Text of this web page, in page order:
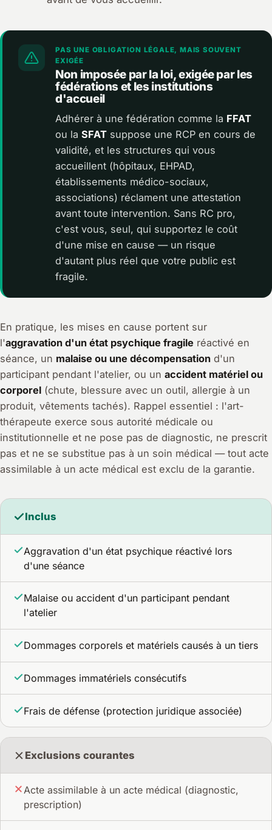
PAS UNE OBLIGATION LÉGALE, MAIS SOUVENT
EXIGÉE
Non imposée par la loi, exigée par les
fédérations et les institutions
d'accueil
Adhérer à une fédération comme la FFAT
ou laSFAT suppose une RCP en cours de
validité, et les structures qui vous
accueillent (hôpitaux, EHPAD,
établissements médico-sociaux,
associations) réclament une attestation
avant toute intervention. Sans RC pro,
c'est vous, seul, qui supportez le coût
d'une mise en cause — un risque
d'autant plus réel que votre public est
fragile.
En pratique, les mises en cause portent sur
l'aggravation d'un état psychique fragile réactivé en
séance, un malaise ou une décompensation d'un
participant pendant l'atelier, ou un accident matériel ou
corporel (chute, blessure avec un outil, allergie à un
produit, vêtements tachés). Rappel essentiel : l'art-
thérapeute exerce sous autorité médicale ou
institutionnelle et ne pose pas de diagnostic, ne prescrit
pas et ne se substitue pas à un soin médical — tout acte
assimilable à un acte médical est exclu de la garantie.
Inclus
Aggravation d'un état psychique réactivé lors
d'une séance
Malaise ou accident d'un participant pendant
l'atelier
Dommages corporels et matériels causés à un tiers
Dommages immatériels consécutifs
Frais de défense (protection juridique associée)
Exclusions courantes
Acte assimilable à un acte médical (diagnostic,
prescription)